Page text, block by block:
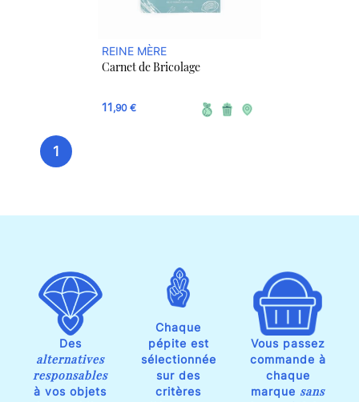
REINE MÈRE
Carnet de Bricolage
11,90 €
1
Des
alternatives
responsables
à vos objets
Chaque
pépite est
sélectionnée
sur des
critères
Vous passez
commande à
chaque
marque sans